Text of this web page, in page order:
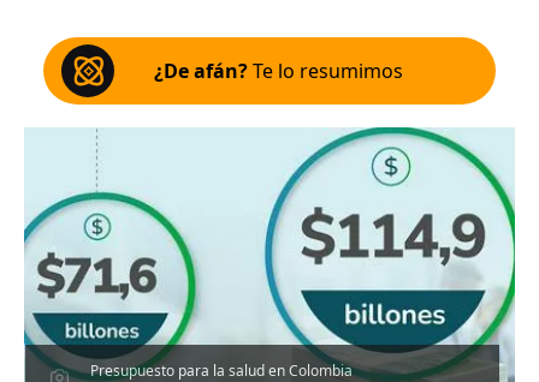
¿De afán?Te lo resumimos
Presupuesto para la salud en Colombia